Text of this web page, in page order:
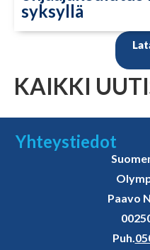
syksyllä
KAIKKI
Yhteystiedot
Paavo
Puh.